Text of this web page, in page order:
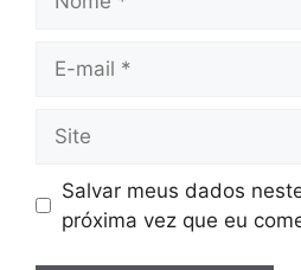
mail
Salvar meus dados
próxima vez que eu